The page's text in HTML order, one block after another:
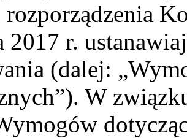
rozporządzenia
2017 r.
(dalej:
W